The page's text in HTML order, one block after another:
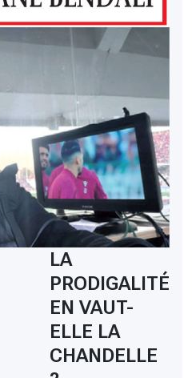
LA
PRODIGALITÉ
EN VAUT-
ELLE LA
CHANDELLE